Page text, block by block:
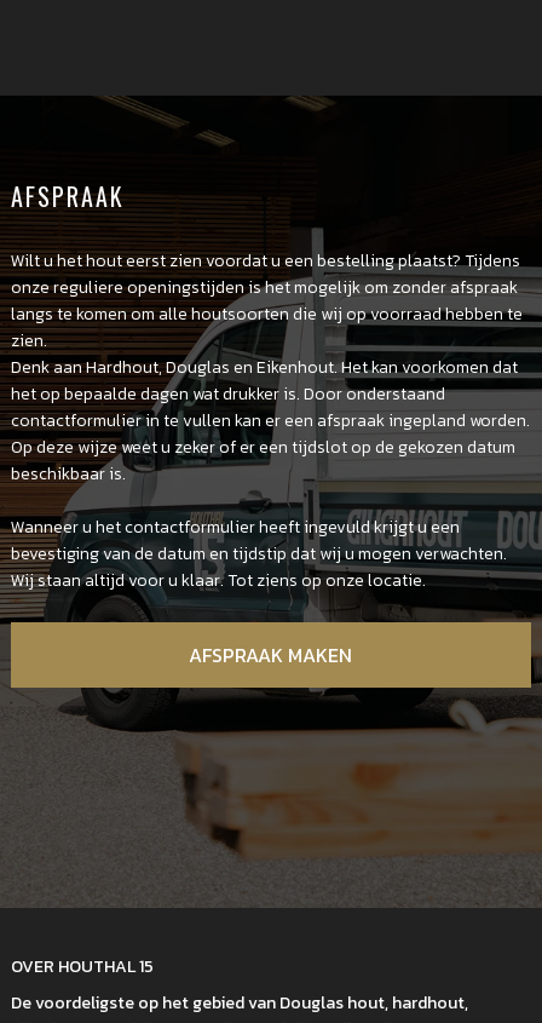
AFSPRAAK
Wilt u het hout eerst zien voordat u een bestelling plaatst? Tijdens
onze reguliere openingstijden is het mogelijk om zonder afspraak
langs te komen om alle houtsoorten die wij op voorraad hebben te
zien.
Denk aan Hardhout, Douglas en Eikenhout. Het kan voorkomen dat
het op bepaalde dagen wat drukker is. Door onderstaand
contactformulier in te vullen kan er een afspraak ingepland worden.
Op deze wijze weet u zeker of er een tijdslot op de gekozen datum
beschikbaar is.
Wanneer u het contactformulier heeft ingevuld krijgt u een
bevestiging van de datum en tijdstip dat wij u mogen verwachten.
Wij staan altijd voor u klaar. Tot ziens op onze locatie.
AFSPRAAK MAKEN
OVER HOUTHAL 15
De voordeligste op het gebied van Douglas hout, hardhout,